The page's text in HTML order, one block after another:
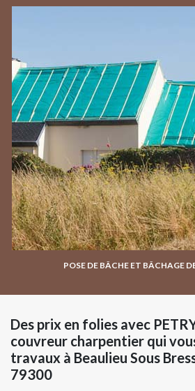
POSE DE BÂCHE ET BÂCHAGE
Des prix en folies avec
couvreur charpentier qui
travaux à Beaulieu Sous
79300